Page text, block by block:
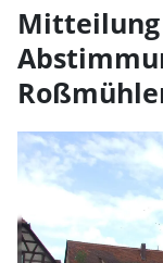
Mitteilung